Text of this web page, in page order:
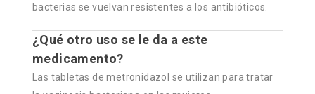
bacterias se vuelvan resistentes a los antibióticos.
¿Qué otro uso se le da a este
medicamento?
Las tabletas de metronidazol se utilizan para tratar